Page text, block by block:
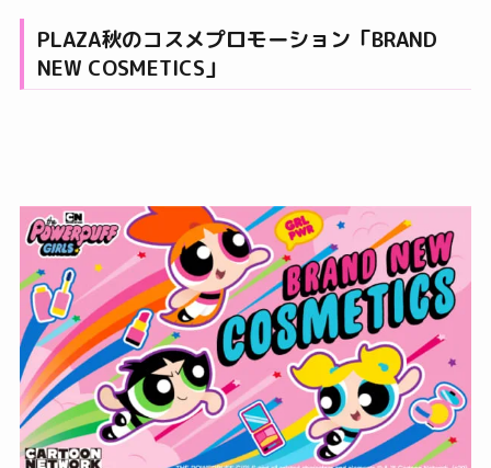
PLAZA秋のコスメプロモーション「BRAND
NEW COSMETICS」